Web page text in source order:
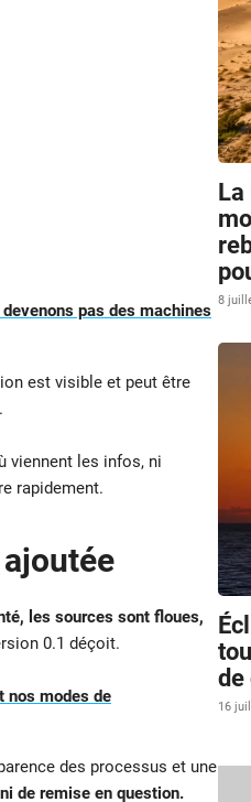
pas des machines
est visible et peut être
viennent les infos, ni
rapidement.
les sources sont floues,
0.1 déçoit.
nos modes de
des processus et une
de remise en question.
8
de
16